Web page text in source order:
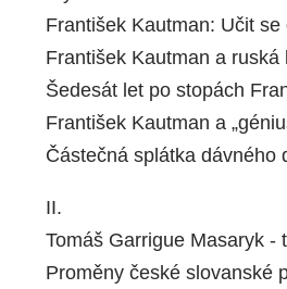
František Kautman: Učit
František Kautman a
Šedesát let po stopách
František Kautman a
Částečná splátka dávného
II.
Tomáš Garrigue Masaryk -
Proměny české slovanské